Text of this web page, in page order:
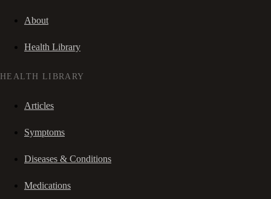
About
Health Library
HEALTH LIBRARY
Articles
Symptoms
Diseases & Conditions
Medications